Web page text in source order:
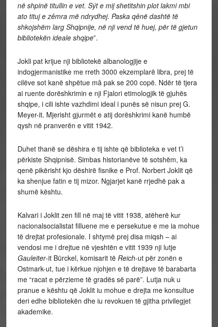
në shpinë titullin e vet. Sýt e mij shetitshin plot lakmi mbi
ato tituj e zêmra më ndrydhej. Paska qênë dashtë të
shkojshëm larg Shqipnije, në nji vend të huej, për të gjetun
bibliotekën ideale shqipe”.
Jokli pat krijue nji bibliotekë albanologjije e
indogjermanistike me rreth 3000 ekzemplarë libra, prej të
cilëve sot kanë shpëtue mâ pak se 200 copë. Ndër të tjera
ai ruente dorëshkrimin e nji Fjalori etimologjik të gjuhës
shqipe, i cili ishte vazhdimi ideal i punës së nisun prej G.
Meyer-it. Mjerisht gjurmët e atij dorëshkrimi kanë humbë
qysh në pranverën e vitit 1942.
Duhet thanë se dëshira e tij ishte që biblioteka e vet t’i
përkiste Shqipnisë. Simbas historianëve të sotshëm, ka
qenë pikërisht kjo dëshirë fisnike e Prof. Norbert Joklit që
ka shenjue fatin e tij mizor. Ngjarjet kanë rrjedhë pak a
shumë kështu.
Kalvari i Joklit zen fill në maj të vitit 1938, atëherë kur
nacionalsocialistat filluene me e persekutue e me ia mohue
të drejtat profesionale. I shtymë prej disa miqsh – ai
vendosi me i drejtue në vjeshtën e vitit 1939 nji lutje
Gauleiter-it Bürckel, komisarit të Reich-ut për zonën e
Ostmark-ut, tue i kërkue njohjen e të drejtave të barabarta
me “racat e përzieme të gradës së parë”. Lutja nuk u
pranue e kështu që Joklit iu mohue e drejta me konsultue
deri edhe bibliotekën dhe iu revokuen të gjitha privilegjet
akademike.